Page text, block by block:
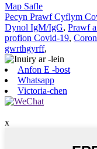
Map Safle
Pecyn Prawf Cyflym
Dynol IgM/IgG, Prawf
profion Covid-19,
gwrthgyrff,
Anfon E -bost
Whatsapp
Victoria-chen
x